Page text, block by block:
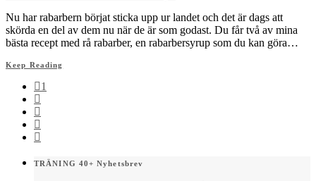
Nu har rabarbern börjat sticka upp ur landet och det är dags att
skörda en del av dem nu när de är som godast. Du får två av mina
bästa recept med rå rabarber, en rabarbersyrup som du kan göra…
Keep Reading
1
TRÄNING 40+ Nyhetsbrev